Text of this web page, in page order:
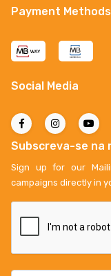
Payment Methods
Social Media
Subscreva-se na
Sign up for our
campaigns directly in